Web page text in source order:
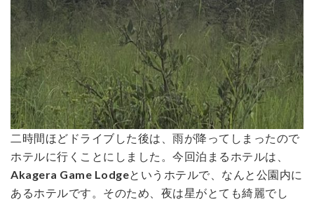
二時間ほどドライブした後は、雨が降ってしまったので
ホテルに行くことにしました。今回泊まるホテルは、
Akagera Game Lodgeというホテルで、なんと公園内に
あるホテルです。そのため、夜は星がとても綺麗でし